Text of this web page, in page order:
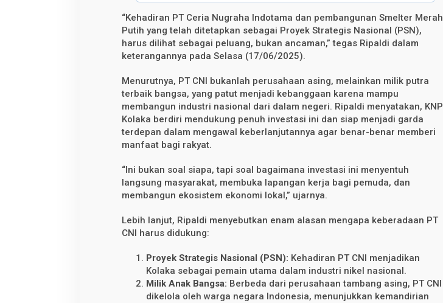
s
H
a
r
u
s
k
a
w
l
“Kehadiran PT Ceria Nugraha Indotama dan pembangunan Smelter Merah
Putih yang telah ditetapkan sebagai Proyek Strategis Nasional (PSN),
harus dilihat sebagai peluang, bukan ancaman,” tegas Ripaldi dalam
keterangannya pada Selasa (17/06/2025).
Menurutnya, PT CNI bukanlah perusahaan asing, melainkan milik putra
terbaik bangsa, yang patut menjadi kebanggaan karena mampu
membangun industri nasional dari dalam negeri. Ripaldi menyatakan, KNPI
Kolaka berdiri mendukung penuh investasi ini dan siap menjadi garda
terdepan dalam mengawal keberlanjutannya agar benar-benar memberi
manfaat bagi rakyat.
“Ini bukan soal siapa, tapi soal bagaimana investasi ini menyentuh
langsung masyarakat, membuka lapangan kerja bagi pemuda, dan
membangun ekosistem ekonomi lokal,” ujarnya.
Lebih lanjut, Ripaldi menyebutkan enam alasan mengapa keberadaan PT
CNI harus didukung:
Proyek Strategis Nasional (PSN): Kehadiran PT CNI menjadikan
Kolaka sebagai pemain utama dalam industri nikel nasional.
Milik Anak Bangsa: Berbeda dari perusahaan tambang asing, PT CNI
dikelola oleh warga negara Indonesia, menunjukkan kemandirian